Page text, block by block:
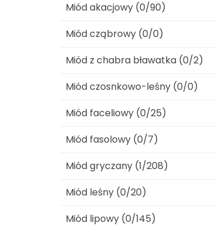
Miód akacjowy (0/90)
Miód cząbrowy (0/0)
Miód z chabra bławatka (0/2)
Miód czosnkowo-leśny (0/0)
Miód faceliowy (0/25)
Miód fasolowy (0/7)
Miód gryczany (1/208)
Miód leśny (0/20)
Miód lipowy (0/145)